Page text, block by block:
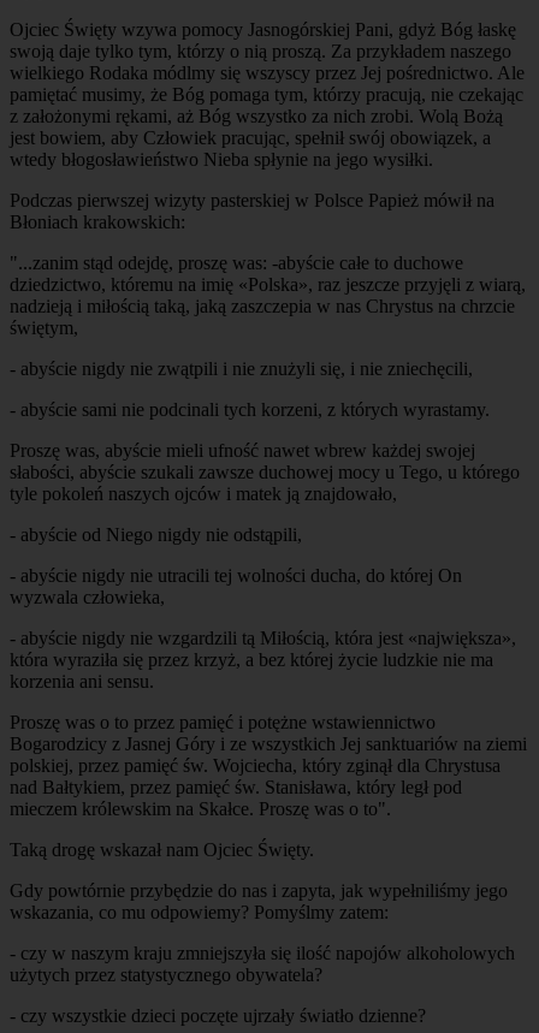
Ojciec Święty wzywa pomocy Jasnogórskiej Pani, gdyż Bóg łaskę
swoją daje tylko tym, którzy o nią proszą. Za przykładem naszego
wielkiego Rodaka módlmy się wszyscy przez Jej pośrednictwo. Ale
pamiętać musimy, że Bóg pomaga tym, którzy pracują, nie czekając
z założonymi rękami, aż Bóg wszystko za nich zrobi. Wolą Bożą
jest bowiem, aby Człowiek pracując, spełnił swój obowiązek, a
wtedy błogosławieństwo Nieba spłynie na jego wysiłki.
Podczas pierwszej wizyty pasterskiej w Polsce Papież mówił na
Błoniach krakowskich:
"...zanim stąd odejdę, proszę was: -abyście całe to duchowe
dziedzictwo, któremu na imię «Polska», raz jeszcze przyjęli z wiarą,
nadzieją i miłością taką, jaką zaszczepia w nas Chrystus na chrzcie
świętym,
- abyście nigdy nie zwątpili i nie znużyli się, i nie zniechęcili,
- abyście sami nie podcinali tych korzeni, z których wyrastamy.
Proszę was, abyście mieli ufność nawet wbrew każdej swojej
słabości, abyście szukali zawsze duchowej mocy u Tego, u którego
tyle pokoleń naszych ojców i matek ją znajdowało,
- abyście od Niego nigdy nie odstąpili,
- abyście nigdy nie utracili tej wolności ducha, do której On
wyzwala człowieka,
- abyście nigdy nie wzgardzili tą Miłością, która jest «największa»,
która wyraziła się przez krzyż, a bez której życie ludzkie nie ma
korzenia ani sensu.
Proszę was o to przez pamięć i potężne wstawiennictwo
Bogarodzicy z Jasnej Góry i ze wszystkich Jej sanktuariów na ziemi
polskiej, przez pamięć św. Wojciecha, który zginął dla Chrystusa
nad Bałtykiem, przez pamięć św. Stanisława, który legł pod
mieczem królewskim na Skałce. Proszę was o to".
Taką drogę wskazał nam Ojciec Święty.
Gdy powtórnie przybędzie do nas i zapyta, jak wypełniliśmy jego
wskazania, co mu odpowiemy? Pomyślmy zatem:
- czy w naszym kraju zmniejszyła się ilość napojów alkoholowych
użytych przez statystycznego obywatela?
- czy wszystkie dzieci poczęte ujrzały światło dzienne?